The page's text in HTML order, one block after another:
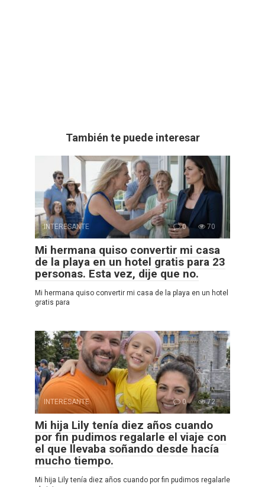
También te puede interesar
INTERESANTE 0 70
Mi hermana quiso convertir mi casa
de la playa en un hotel gratis para 23
personas. Esta vez, dije que no.
Mi hermana quiso convertir mi casa de la playa en un hotel
gratis para
INTERESANTE 0 72
Mi hija Lily tenía diez años cuando
por fin pudimos regalarle el viaje con
el que llevaba soñando desde hacía
mucho tiempo.
Mi hija Lily tenía diez años cuando por fin pudimos regalarle